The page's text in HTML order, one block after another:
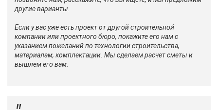
другие варианты.
Если у вас уже есть проект от другой строительной
компании или проектного бюро, покажите его намс
указанием пожеланий по технологии строительства,
материалам, комплектации. Мы сделаем расчет сметы и
вышлем его вам.